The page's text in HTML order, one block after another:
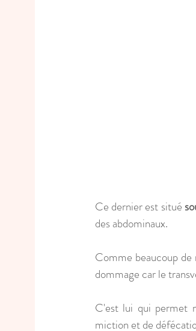
Ce dernier est situé
des abdominaux.
Comme beaucoup de
dommage car le
C'est lui qui permet
miction et de